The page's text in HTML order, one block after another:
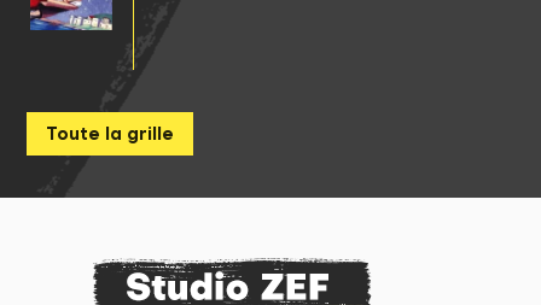
Toute la grille